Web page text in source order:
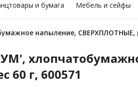
и бумага Мебельи сейфы
напыление, СВЕРХПЛОТНЫЕ,
г, 600571